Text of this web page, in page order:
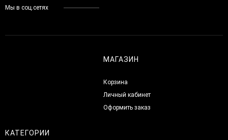
Мы в соц.сетях
МАГАЗИН
Корзина
Личный кабинет
Оформить заказ
КАТЕГОРИИ